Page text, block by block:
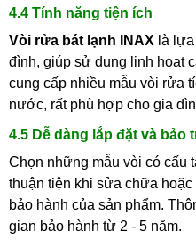
4.4 Tính năng tiện ích
Vòi rửa bát lạnh INAX là
đình, giúp sử dụng linh hoạt
cung cấp nhiều mẫu vòi rửa
nước, rất phù hợp cho gia
4.5 Dễ dàng lắp đặt và bảo
Chọn những mẫu vòi có cấu
thuận tiện khi sửa chữa
bảo hành của sản phẩm.
gian bảo hành từ 2 - 5 năm.